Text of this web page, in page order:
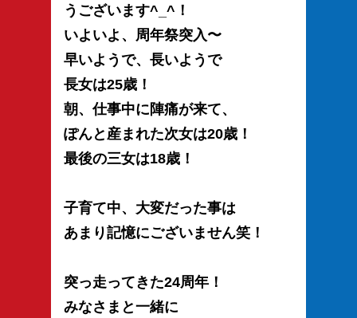
うございます^_^！
いよいよ、周年祭突入〜
早いようで、長いようで
長女は25歳！
朝、仕事中に陣痛が来て、
ぽんと産まれた次女は20歳！
最後の三女は18歳！
子育て中、大変だった事は
あまり記憶にございません笑！
突っ走ってきた24周年！
みなさまと一緒に